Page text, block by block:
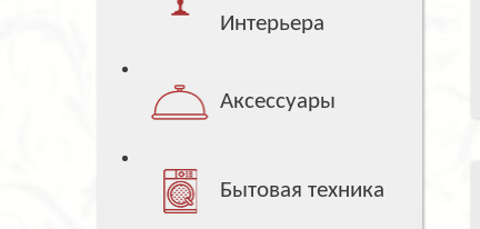
Интерьера
Аксессуары
Бытовая техника